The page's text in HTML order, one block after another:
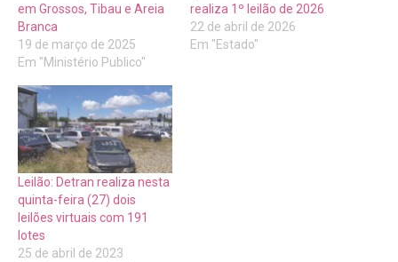
em Grossos, Tibau e Areia
Branca
19 de março de 2025
Em "Ministério Publico"
realiza 1º leilão de 2026
22 de abril de 2026
Em "Estado"
Leilão: Detran realiza nesta
quinta-feira (27) dois
leilões virtuais com 191
lotes
25 de abril de 2023